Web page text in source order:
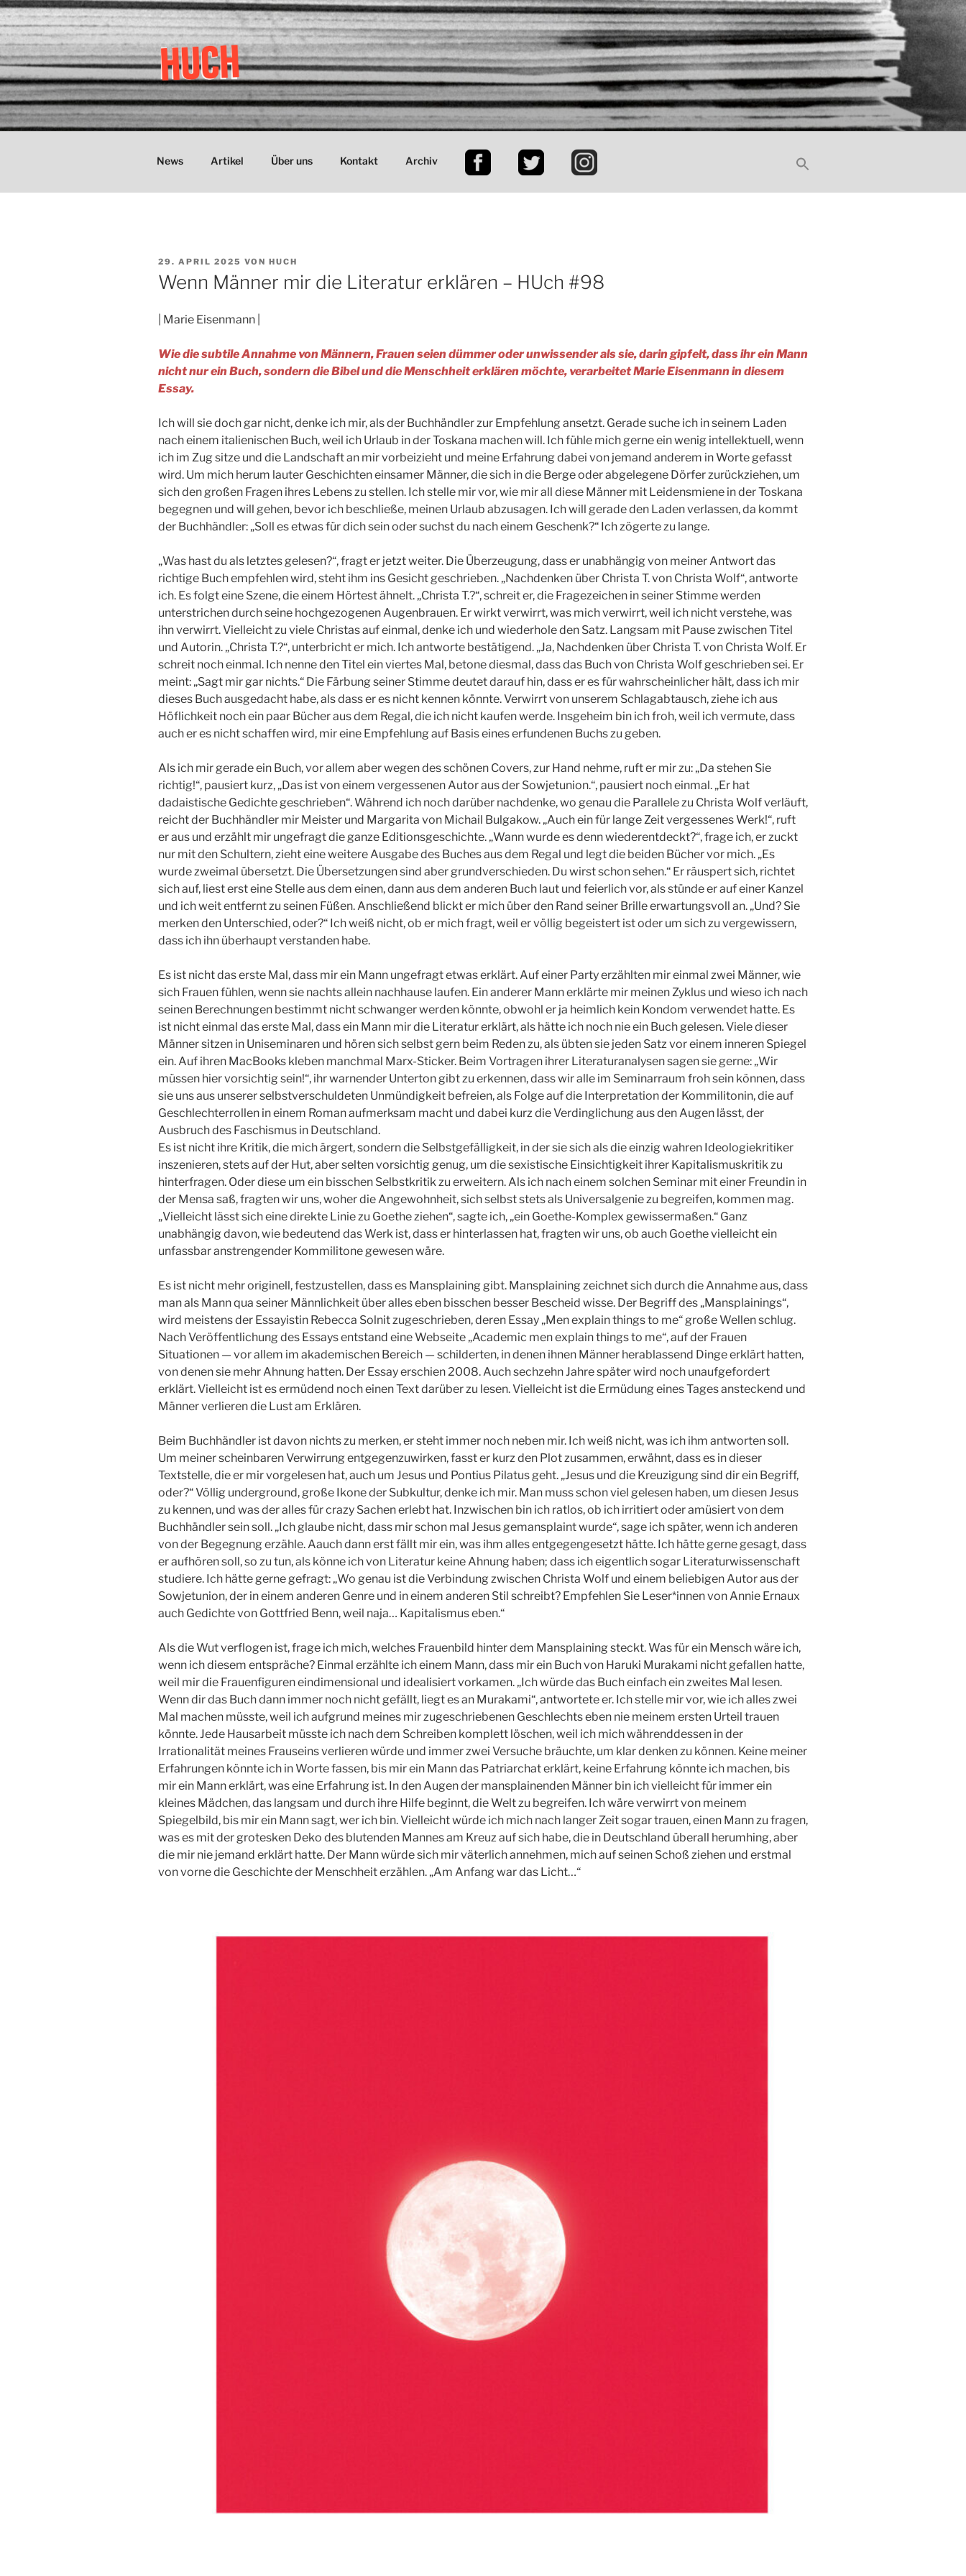
Zum
Inhalt
springen
HUCH
Zeitung der Studentischen Selbstverwaltung
News Artikel Über uns Kontakt Archiv
VERÖFFENTLICHT
AM
29. APRIL 2025 VON HUCH
Wenn Männer mir die Literatur erklären – HUch #98
| Marie Eisenmann |
Wie die subtile Annahme von Männern, Frauen seien dümmer oder unwissender als sie, darin gipfelt, dass ihr ein Mann
nicht nur ein Buch, sondern die Bibel und die Menschheit erklären möchte, verarbeitet Marie Eisenmann in diesem
Essay.
Ich will sie doch gar nicht, denke ich mir, als der Buchhändler zur Empfehlung ansetzt. Gerade suche ich in seinem Laden
nach einem italienischen Buch, weil ich Urlaub in der Toskana machen will. Ich fühle mich gerne ein wenig intellektuell, wenn
ich im Zug sitze und die Landschaft an mir vorbeizieht und meine Erfahrung dabei von jemand anderem in Worte gefasst
wird. Um mich herum lauter Geschichten einsamer Männer, die sich in die Berge oder abgelegene Dörfer zurückziehen, um
sich den großen Fragen ihres Lebens zu stellen. Ich stelle mir vor, wie mir all diese Männer mit Leidensmiene in der Toskana
begegnen und will gehen, bevor ich beschließe, meinen Urlaub abzusagen. Ich will gerade den Laden verlassen, da kommt
der Buchhändler: „Soll es etwas für dich sein oder suchst du nach einem Geschenk?“ Ich zögerte zu lange.
„Was hast du als letztes gelesen?“, fragt er jetzt weiter. Die Überzeugung, dass er unabhängig von meiner Antwort das
richtige Buch empfehlen wird, steht ihm ins Gesicht geschrieben. „Nachdenken über Christa T. von Christa Wolf“, antworte
ich. Es folgt eine Szene, die einem Hörtest ähnelt. „Christa T.?“, schreit er, die Fragezeichen in seiner Stimme werden
unterstrichen durch seine hochgezogenen Augenbrauen. Er wirkt verwirrt, was mich verwirrt, weil ich nicht verstehe, was
ihn verwirrt. Vielleicht zu viele Christas auf einmal, denke ich und wiederhole den Satz. Langsam mit Pause zwischen Titel
und Autorin. „Christa T.?“, unterbricht er mich. Ich antworte bestätigend. „Ja, Nachdenken über Christa T. von Christa Wolf. Er
schreit noch einmal. Ich nenne den Titel ein viertes Mal, betone diesmal, dass das Buch von Christa Wolf geschrieben sei. Er
meint: „Sagt mir gar nichts.“ Die Färbung seiner Stimme deutet darauf hin, dass er es für wahrscheinlicher hält, dass ich mir
dieses Buch ausgedacht habe, als dass er es nicht kennen könnte. Verwirrt von unserem Schlagabtausch, ziehe ich aus
Höflichkeit noch ein paar Bücher aus dem Regal, die ich nicht kaufen werde. Insgeheim bin ich froh, weil ich vermute, dass
auch er es nicht schaffen wird, mir eine Empfehlung auf Basis eines erfundenen Buchs zu geben.
Als ich mir gerade ein Buch, vor allem aber wegen des schönen Covers, zur Hand nehme, ruft er mir zu: „Da stehen Sie
richtig!“, pausiert kurz, „Das ist von einem vergessenen Autor aus der Sowjetunion.“, pausiert noch einmal. „Er hat
dadaistische Gedichte geschrieben“. Während ich noch darüber nachdenke, wo genau die Parallele zu Christa Wolf verläuft,
reicht der Buchhändler mir Meister und Margarita von Michail Bulgakow. „Auch ein für lange Zeit vergessenes Werk!“, ruft
er aus und erzählt mir ungefragt die ganze Editionsgeschichte. „Wann wurde es denn wiederentdeckt?“, frage ich, er zuckt
nur mit den Schultern, zieht eine weitere Ausgabe des Buches aus dem Regal und legt die beiden Bücher vor mich. „Es
wurde zweimal übersetzt. Die Übersetzungen sind aber grundverschieden. Du wirst schon sehen.“ Er räuspert sich, richtet
sich auf, liest erst eine Stelle aus dem einen, dann aus dem anderen Buch laut und feierlich vor, als stünde er auf einer Kanzel
und ich weit entfernt zu seinen Füßen. Anschließend blickt er mich über den Rand seiner Brille erwartungsvoll an. „Und? Sie
merken den Unterschied, oder?“ Ich weiß nicht, ob er mich fragt, weil er völlig begeistert ist oder um sich zu vergewissern,
dass ich ihn überhaupt verstanden habe.
Es ist nicht das erste Mal, dass mir ein Mann ungefragt etwas erklärt. Auf einer Party erzählten mir einmal zwei Männer, wie
sich Frauen fühlen, wenn sie nachts allein nachhause laufen. Ein anderer Mann erklärte mir meinen Zyklus und wieso ich nach
seinen Berechnungen bestimmt nicht schwanger werden könnte, obwohl er ja heimlich kein Kondom verwendet hatte. Es
ist nicht einmal das erste Mal, dass ein Mann mir die Literatur erklärt, als hätte ich noch nie ein Buch gelesen. Viele dieser
Männer sitzen in Uniseminaren und hören sich selbst gern beim Reden zu, als übten sie jeden Satz vor einem inneren Spiegel
ein. Auf ihren MacBooks kleben manchmal Marx-Sticker. Beim Vortragen ihrer Literaturanalysen sagen sie gerne: „Wir
müssen hier vorsichtig sein!“, ihr warnender Unterton gibt zu erkennen, dass wir alle im Seminarraum froh sein können, dass
sie uns aus unserer selbstverschuldeten Unmündigkeit befreien, als Folge auf die Interpretation der Kommilitonin, die auf
Geschlechterrollen in einem Roman aufmerksam macht und dabei kurz die Verdinglichung aus den Augen lässt, der
Ausbruch des Faschismus in Deutschland.
Es ist nicht ihre Kritik, die mich ärgert, sondern die Selbstgefälligkeit, in der sie sich als die einzig wahren Ideologiekritiker
inszenieren, stets auf der Hut, aber selten vorsichtig genug, um die sexistische Einsichtigkeit ihrer Kapitalismuskritik zu
hinterfragen. Oder diese um ein bisschen Selbstkritik zu erweitern. Als ich nach einem solchen Seminar mit einer Freundin in
der Mensa saß, fragten wir uns, woher die Angewohnheit, sich selbst stets als Universalgenie zu begreifen, kommen mag.
„Vielleicht lässt sich eine direkte Linie zu Goethe ziehen“, sagte ich, „ein Goethe-Komplex gewissermaßen.“ Ganz
unabhängig davon, wie bedeutend das Werk ist, dass er hinterlassen hat, fragten wir uns, ob auch Goethe vielleicht ein
unfassbar anstrengender Kommilitone gewesen wäre.
Es ist nicht mehr originell, festzustellen, dass es Mansplaining gibt. Mansplaining zeichnet sich durch die Annahme aus, dass
man als Mann qua seiner Männlichkeit über alles eben bisschen besser Bescheid wisse. Der Begriff des „Mansplainings“,
wird meistens der Essayistin Rebecca Solnit zugeschrieben, deren Essay „Men explain things to me“ große Wellen schlug.
Nach Veröffentlichung des Essays entstand eine Webseite „Academic men explain things to me“, auf der Frauen
Situationen — vor allem im akademischen Bereich — schilderten, in denen ihnen Männer herablassend Dinge erklärt hatten,
von denen sie mehr Ahnung hatten. Der Essay erschien 2008. Auch sechzehn Jahre später wird noch unaufgefordert
erklärt. Vielleicht ist es ermüdend noch einen Text darüber zu lesen. Vielleicht ist die Ermüdung eines Tages ansteckend und
Männer verlieren die Lust am Erklären.
Beim Buchhändler ist davon nichts zu merken, er steht immer noch neben mir. Ich weiß nicht, was ich ihm antworten soll.
Um meiner scheinbaren Verwirrung entgegenzuwirken, fasst er kurz den Plot zusammen, erwähnt, dass es in dieser
Textstelle, die er mir vorgelesen hat, auch um Jesus und Pontius Pilatus geht. „Jesus und die Kreuzigung sind dir ein Begriff,
oder?“ Völlig underground, große Ikone der Subkultur, denke ich mir. Man muss schon viel gelesen haben, um diesen Jesus
zu kennen, und was der alles für crazy Sachen erlebt hat. Inzwischen bin ich ratlos, ob ich irritiert oder amüsiert von dem
Buchhändler sein soll. „Ich glaube nicht, dass mir schon mal Jesus gemansplaint wurde“, sage ich später, wenn ich anderen
von der Begegnung erzähle. Aauch dann erst fällt mir ein, was ihm alles entgegengesetzt hätte. Ich hätte gerne gesagt, dass
er aufhören soll, so zu tun, als könne ich von Literatur keine Ahnung haben; dass ich eigentlich sogar Literaturwissenschaft
studiere. Ich hätte gerne gefragt: „Wo genau ist die Verbindung zwischen Christa Wolf und einem beliebigen Autor aus der
Sowjetunion, der in einem anderen Genre und in einem anderen Stil schreibt? Empfehlen Sie Leser*innen von Annie Ernaux
auch Gedichte von Gottfried Benn, weil naja… Kapitalismus eben.“
Als die Wut verflogen ist, frage ich mich, welches Frauenbild hinter dem Mansplaining steckt. Was für ein Mensch wäre ich,
wenn ich diesem entspräche? Einmal erzählte ich einem Mann, dass mir ein Buch von Haruki Murakami nicht gefallen hatte,
weil mir die Frauenfiguren eindimensional und idealisiert vorkamen. „Ich würde das Buch einfach ein zweites Mal lesen.
Wenn dir das Buch dann immer noch nicht gefällt, liegt es an Murakami“, antwortete er. Ich stelle mir vor, wie ich alles zwei
Mal machen müsste, weil ich aufgrund meines mir zugeschriebenen Geschlechts eben nie meinem ersten Urteil trauen
könnte. Jede Hausarbeit müsste ich nach dem Schreiben komplett löschen, weil ich mich währenddessen in der
Irrationalität meines Frauseins verlieren würde und immer zwei Versuche bräuchte, um klar denken zu können. Keine meiner
Erfahrungen könnte ich in Worte fassen, bis mir ein Mann das Patriarchat erklärt, keine Erfahrung könnte ich machen, bis
mir ein Mann erklärt, was eine Erfahrung ist. In den Augen der mansplainenden Männer bin ich vielleicht für immer ein
kleines Mädchen, das langsam und durch ihre Hilfe beginnt, die Welt zu begreifen. Ich wäre verwirrt von meinem
Spiegelbild, bis mir ein Mann sagt, wer ich bin. Vielleicht würde ich mich nach langer Zeit sogar trauen, einen Mann zu fragen,
was es mit der grotesken Deko des blutenden Mannes am Kreuz auf sich habe, die in Deutschland überall herumhing, aber
die mir nie jemand erklärt hatte. Der Mann würde sich mir väterlich annehmen, mich auf seinen Schoß ziehen und erstmal
von vorne die Geschichte der Menschheit erzählen. „Am Anfang war das Licht…“